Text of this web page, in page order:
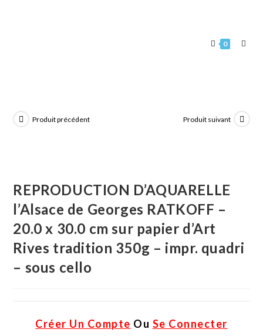
0
Produit précédent Produit suivant
REPRODUCTION D’AQUARELLE
l’Alsace de Georges RATKOFF –
20.0 x 30.0 cm sur papier d’Art
Rives tradition 350g – impr. quadri
– sous cello
Créer Un Compte Ou Se Connecter